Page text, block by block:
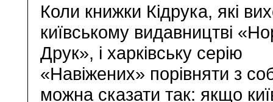
Коли книжки Кідрука, які
київському видавництві
Друк», і харківську серію
«Навіжених» порівняти з
можна сказати так: якщо